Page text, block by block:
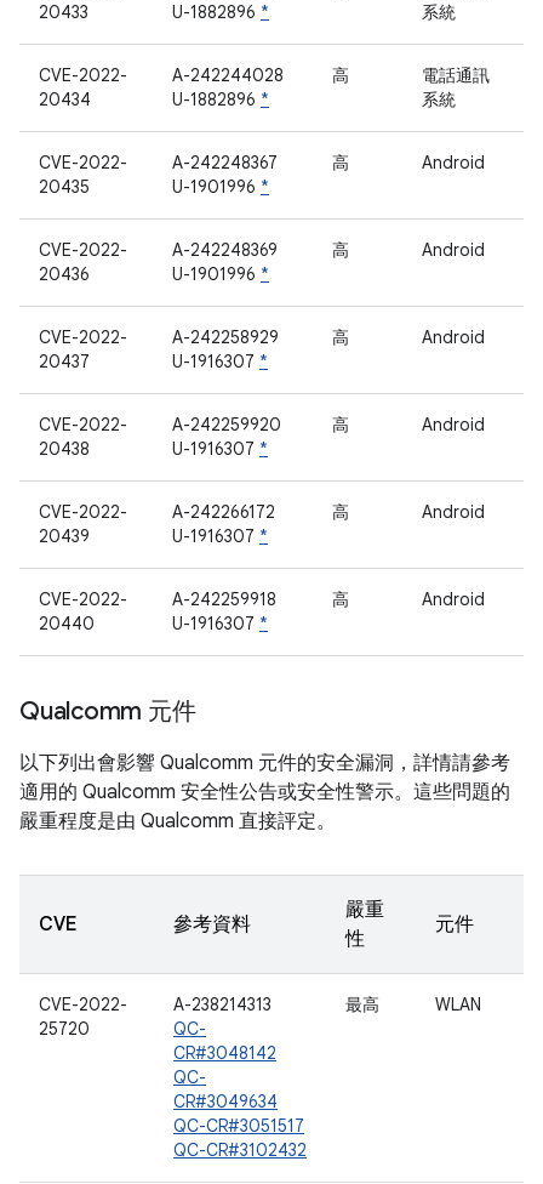
20433
U-1882896 *
系統
CVE-2022-
20434
A-242244028
U-1882896 *
高
電話通訊
系統
CVE-2022-
20435
A-242248367
U-1901996 *
高 Android
CVE-2022-
20436
A-242248369
U-1901996 *
高 Android
CVE-2022-
20437
A-242258929
U-1916307 *
高 Android
CVE-2022-
20438
A-242259920
U-1916307 *
高 Android
CVE-2022-
20439
A-242266172
U-1916307 *
高 Android
CVE-2022-
20440
A-242259918
U-1916307 *
高 Android
Qualcomm 元件
以下列出會影響 Qualcomm 元件的安全漏洞，詳情請參考
適用的 Qualcomm 安全性公告或安全性警示。這些問題的
嚴重程度是由 Qualcomm 直接評定。
CVE 參考資料
嚴重
性
元件
CVE-2022-
25720
A-238214313
QC-
CR#3048142
QC-
CR#3049634
QC-CR#3051517
QC-CR#3102432
最高 WLAN